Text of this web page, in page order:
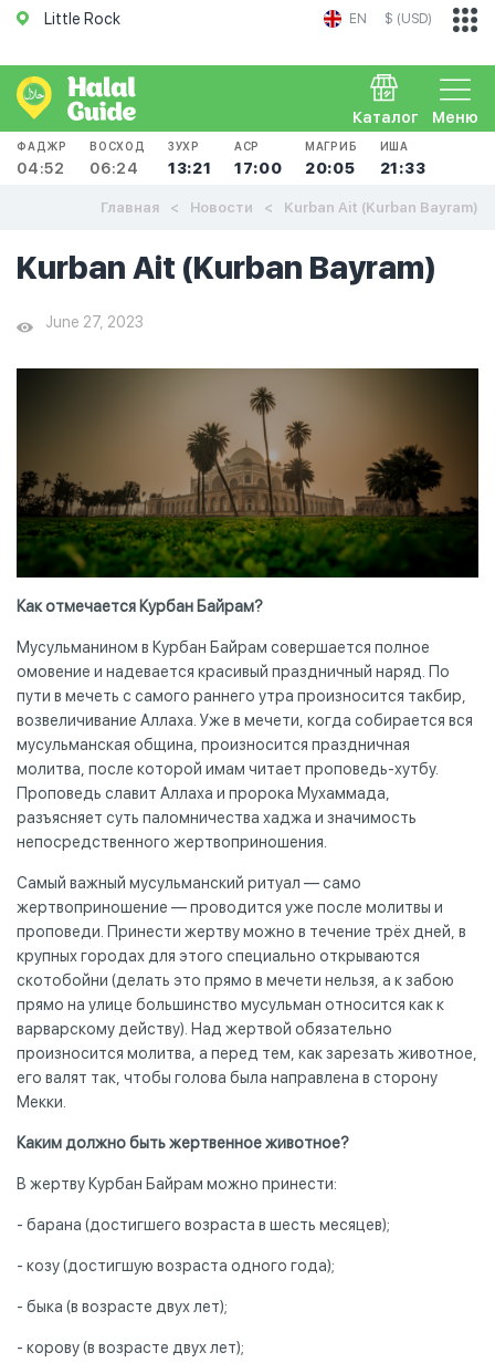
Little Rock EN $ (USD)
Меню
Каталог
ФАДЖР
04:52
ВОСХОД
06:24
ЗУХР
13:21
АСР
17:00
МАГРИБ
20:05
ИША
21:33
Главная Новости Kurban Ait (Kurban Bayram)
Kurban Ait (Kurban Bayram)
June 27, 2023
Как отмечается Курбан Байрам?
Мусульманином в Курбан Байрам совершается полное
омовение и надевается красивый праздничный наряд. По
пути в мечеть с самого раннего утра произносится такбир,
возвеличивание Аллаха. Уже в мечети, когда собирается вся
мусульманская община, произносится праздничная
молитва, после которой имам читает проповедь-хутбу.
Проповедь славит Аллаха и пророка Мухаммада,
разъясняет суть паломничества хаджа и значимость
непосредственного жертвоприношения.
Самый важный мусульманский ритуал — само
жертвоприношение — проводится уже после молитвы и
проповеди. Принести жертву можно в течение трёх дней, в
крупных городах для этого специально открываются
скотобойни (делать это прямо в мечети нельзя, а к забою
прямо на улице большинство мусульман относится как к
варварскому действу). Над жертвой обязательно
произносится молитва, а перед тем, как зарезать животное,
его валят так, чтобы голова была направлена в сторону
Мекки.
Каким должно быть жертвенное животное?
В жертву Курбан Байрам можно принести:
- барана (достигшего возраста в шесть месяцев);
- козу (достигшую возраста одного года);
- быка (в возрасте двух лет);
- корову (в возрасте двух лет);